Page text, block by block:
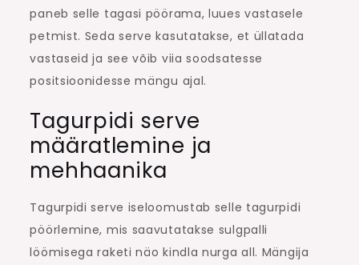
paneb selle tagasi pöörama, luues vastasele
petmist. Seda serve kasutatakse, et üllatada
vastaseid ja see võib viia soodsatesse
positsioonidesse mängu ajal.
Tagurpidi serve
määratlemine ja
mehhaanika
Tagurpidi serve iseloomustab selle tagurpidi
pöörlemine, mis saavutatakse sulgpalli
löömisega raketi näo kindla nurga all. Mängija